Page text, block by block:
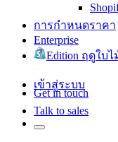
การกำหนดราคา
Enterprise
Edition ฤดูใบไ
เข้าสู่ระบบ
Get in touch
Talk to sales